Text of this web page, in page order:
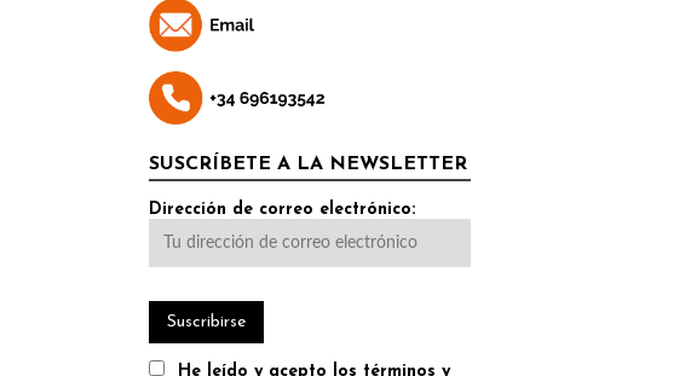
SUSCRÍBETE A LA NEWSLETTER
Dirección de correo electrónico:
He leído y acepto los términos y